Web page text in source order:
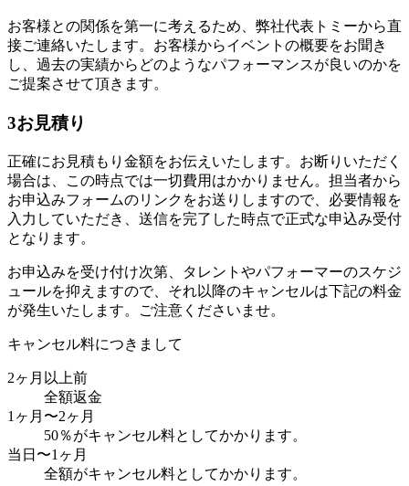
お客様との関係を第一に考えるため、弊社代表トミーから直
接ご連絡いたします。お客様からイベントの概要をお聞き
し、過去の実績からどのようなパフォーマンスが良いのかを
ご提案させて頂きます。
3お見積り
正確にお見積もり金額をお伝えいたします。お断りいただく
場合は、この時点では一切費用はかかりません。担当者から
お申込みフォームのリンクをお送りしますので、必要情報を
入力していただき、送信を完了した時点で正式な申込み受付
となります。
お申込みを受け付け次第、タレントやパフォーマーのスケジ
ュールを抑えますので、それ以降のキャンセルは下記の料金
が発生いたします。ご注意くださいませ。
キャンセル料につきまして
2ヶ月以上前
全額返金
1ヶ月〜2ヶ月
50％がキャンセル料としてかかります。
当日〜1ヶ月
全額がキャンセル料としてかかります。